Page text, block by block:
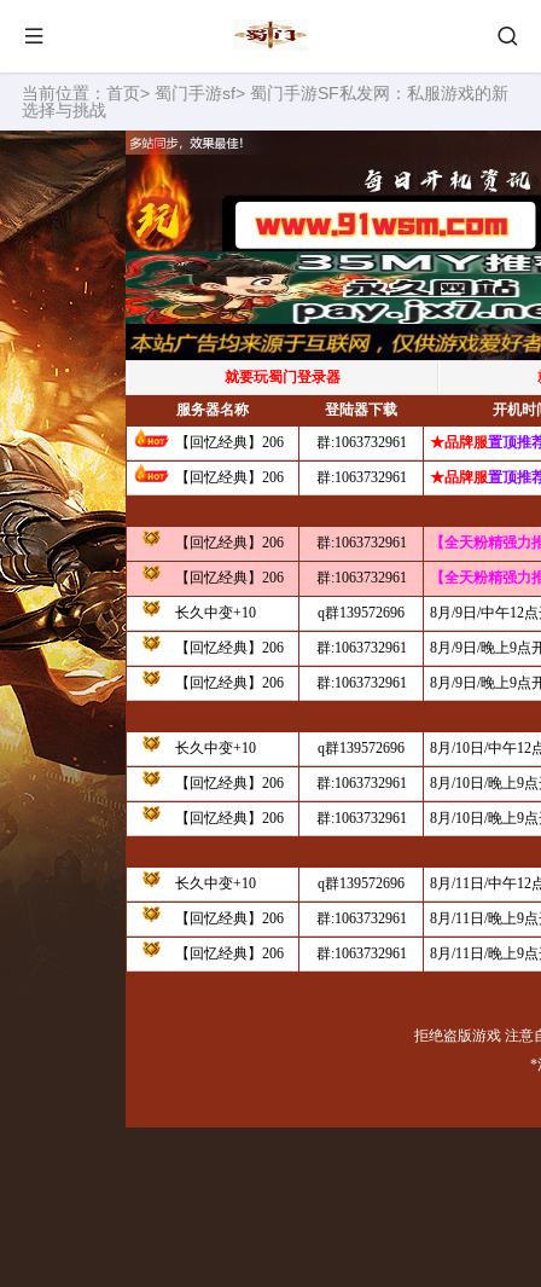
当前位置： 首页> 蜀门手游sf> 蜀门手游SF私发网：私服游戏的新
选择与挑战